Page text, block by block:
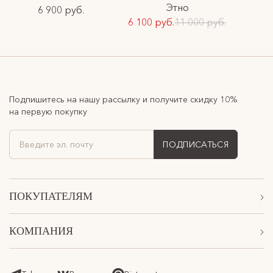
6 900 руб.
Этно
6 100 руб.11 000 руб.
ПОКУПАТЕЛЯМ
Акции
Подарочные сертификаты
КОМПАНИЯ
О Нас
Подпишитесь на нашу рассылку и получите скидку 10%
на первую покупку
ПОДПИСАТЬСЯ